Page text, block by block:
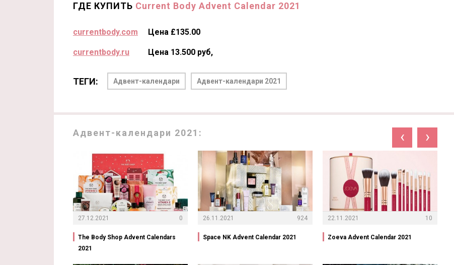
ГДЕ КУПИТЬ Current Body Advent Calendar 2021
currentbody.com Цена £135.00
currentbody.ru Цена 13.500 руб,
ТЕГИ: Адвент-календари Адвент-календари 2021
Адвент-календари 2021: ‹ ›
27.12.2021 0
The Body Shop Advent Calendars
2021
26.11.2021 924
Space NK Advent Calendar 2021
22.11.2021 10
Zoeva Advent Calendar 2021